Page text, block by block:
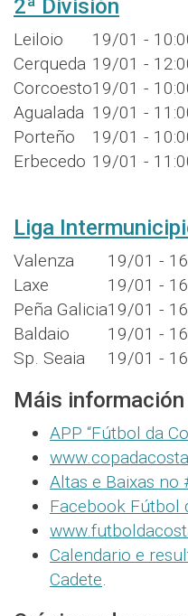
2ª División
Leiloio 19/01 -
Cerqueda 19/01 -
Corcoesto19/01 -
Agualada 19/01 -
Porteño
19/01 -
Erbecedo 19/01 -
Liga
Valenza 19/01 -
Laxe
19/01 -
Peña Galicia19/01 -
Baldaio
19/01 -
Sp. Seaia
19/01 -
Máis información
APP “Fútbol da
Altas e Baixas no
Facebook Fútbol
Calendario e
Cadete.